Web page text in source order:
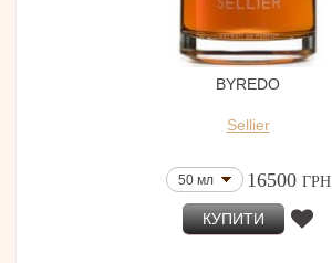
BYREDO
Sellier
50 мл 16500 ГРН
КУПИТИ